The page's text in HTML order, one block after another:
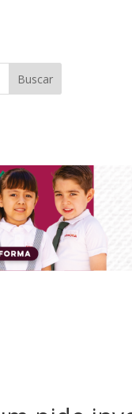
Buscar